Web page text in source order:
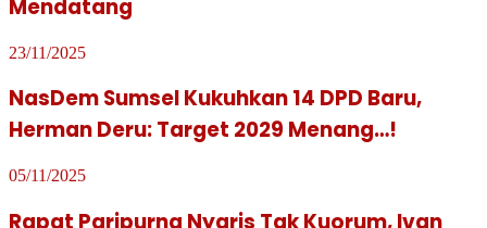
Mendatang
23/11/2025
NasDem Sumsel Kukuhkan 14 DPD Baru,
Herman Deru: Target 2029 Menang…!
05/11/2025
Rapat Paripurna Nyaris Tak Kuorum, Ivan